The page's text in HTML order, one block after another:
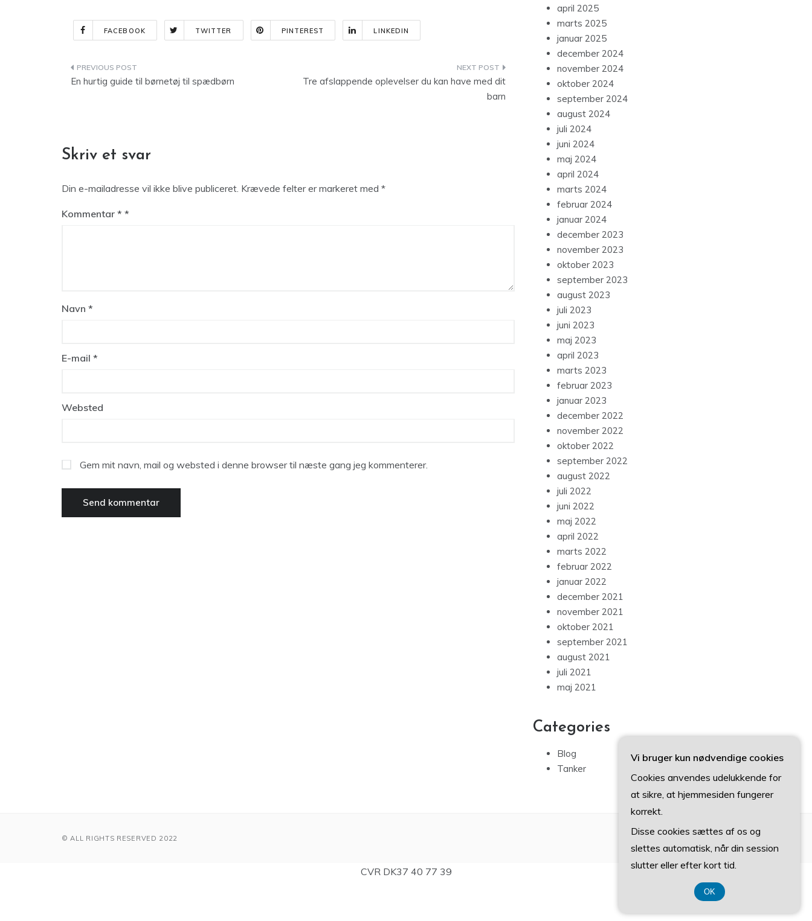
FACEBOOK TWITTER PINTEREST LINKEDIN
Indlægsnavigation
En hurtig guide til børnetøj til spædbørn
Tre afslappende oplevelser du kan have med dit
barn
Skriv et svar
Din e-mailadresse vil ikke blive publiceret. Krævede felter er markeret med *
Kommentar *
Navn *
E-mail *
Websted
Gem mit navn, mail og websted i denne browser til næste gang jeg kommenterer.
april 2025
marts 2025
januar 2025
december 2024
november 2024
oktober 2024
september 2024
august 2024
juli 2024
juni 2024
maj 2024
april 2024
marts 2024
februar 2024
januar 2024
december 2023
november 2023
oktober 2023
september 2023
august 2023
juli 2023
juni 2023
maj 2023
april 2023
marts 2023
februar 2023
januar 2023
december 2022
november 2022
oktober 2022
september 2022
august 2022
juli 2022
juni 2022
maj 2022
april 2022
marts 2022
februar 2022
januar 2022
december 2021
november 2021
oktober 2021
september 2021
august 2021
juli 2021
maj 2021
Categories
Blog
Tanker
© ALL RIGHTS RESERVED 2022
CVR DK37 40 77 39
Vi bruger kun nødvendige cookies
Cookies anvendes udelukkende for
at sikre, at hjemmesiden fungerer
korrekt.
Disse cookies sættes af os og
slettes automatisk, når din session
slutter eller efter kort tid.
OK